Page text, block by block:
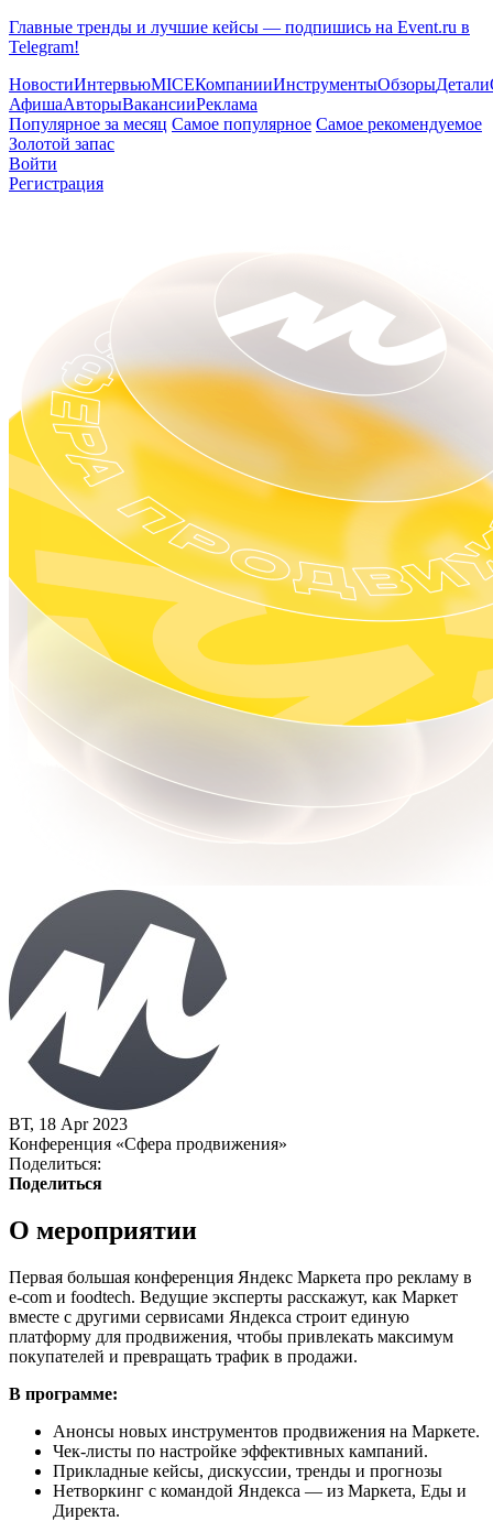
Главные тренды и лучшие кейсы — подпишись на Event.ru в
Telegram!
НовостиИнтервьюMICEКомпанииИнструментыОбзорыДетали
АфишаАвторыВакансииРеклама
Популярное за месяц Самое популярное Самое рекомендуемое
Золотой запас
Войти
Регистрация
ВТ, 18 Apr 2023
Конференция «Сфера продвижения»
Поделиться:
Поделиться
О мероприятии
Первая большая конференция Яндекс Маркета про рекламу в
e-com и foodtech. Ведущие эксперты расскажут, как Маркет
вместе с другими сервисами Яндекса строит единую
платформу для продвижения, чтобы привлекать максимум
покупателей и превращать трафик в продажи.
В программе:
Анонсы новых инструментов продвижения на Маркете.
Чек-листы по настройке эффективных кампаний.
Прикладные кейсы, дискуссии, тренды и прогнозы
Нетворкинг с командой Яндекса — из Маркета, Еды и
Директа.